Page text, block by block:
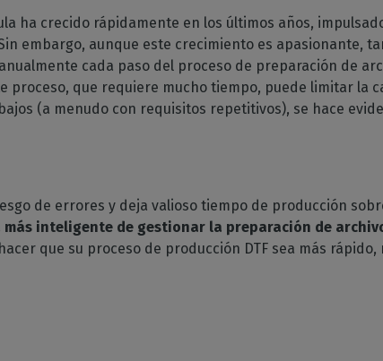
CalderaDock
Gestione todas sus
soluciones Caldera
HARDWARE
Espectrofotómetros
Instrumentos de medición
del color
hogar
impresa
Reducir el consumo de tinta
Corte
Gestione los flujos de
trabajo de impresión a corte
y
Boletín
Reciba nuestras noticias
directamente en su buzón
ha crecido rápidamente en los últimos años,
embargo, aunque este crecimiento es apasionante,
cada paso del proceso de preparación de
proceso, que requiere mucho tiempo, puede limitar la
(a menudo con requisitos repetitivos), se hace
de errores y deja valioso tiempo de producción
inteligente de gestionar la preparación de
que su proceso de producción DTF sea más